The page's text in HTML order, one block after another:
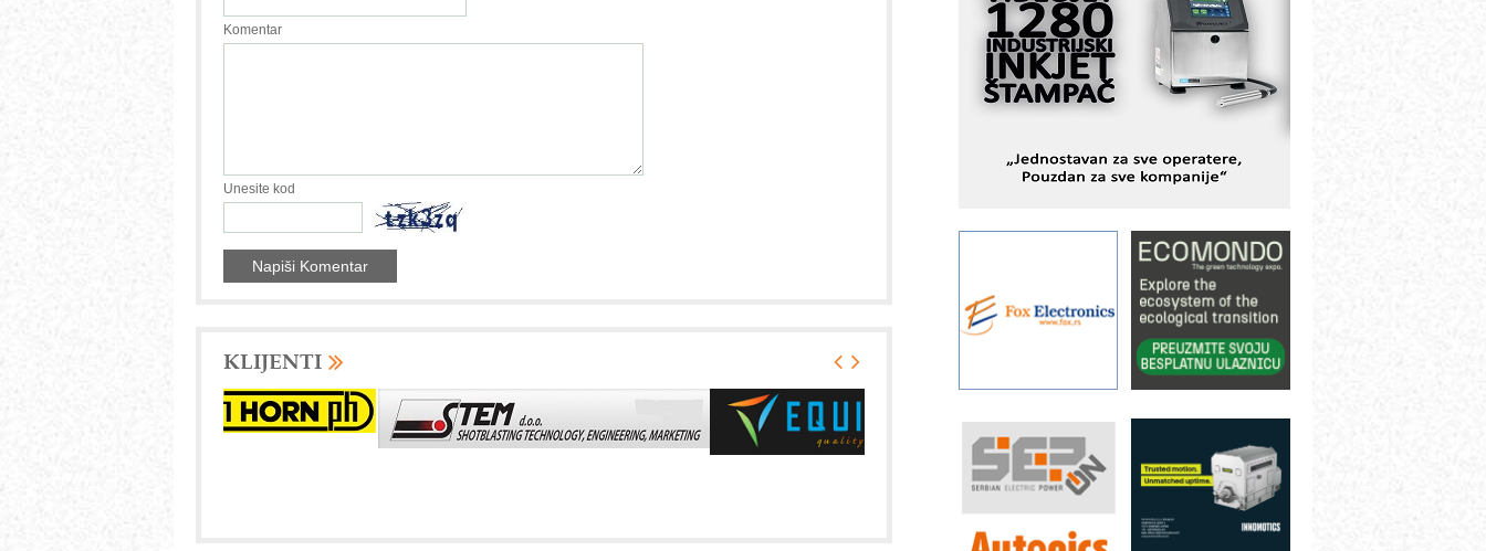
Komentar
Unesite kod
KLIJENTI
metrologiji i pametnim dozirnim
rešenjima
IBeRTIM - oprema za ispitivanje
kontrole kvaliteta
sistema
YAMADA pumpe – japanska
Filtration Group Industrial – Napredna
rešenja za filtraciju u hidrauličkim i
procesnim sistemima
Art Utopia Studio – vizuelne priče
industrije i biznisa
RILINEX kompanije Rittal
automatizaciju
Efikasno upravljanje energijom
Automatizacija pakovanja · Display
Proizvodnja iC7 Hybrid 1500 VDC